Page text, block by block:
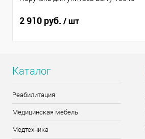
2 910 руб. / шт
Каталог
Реабилитация
Медицинская мебель
Медтехника